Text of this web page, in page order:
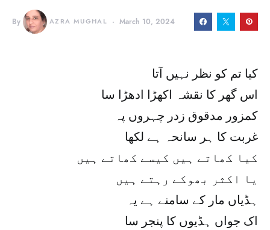
By AZRA MUGHAL March 10, 2024
کیا تم کو نظر نہیں آتا
اس گھر کا نقشہ اکھڑا ادھڑا سا
کمزور مدقوق زدر چہروں پہ
غربت کا ہر سانحہ ہے لکھا
کیا کھاتے ہیں کیسے کھاتے ہیں
یا اکثر بھوکے رہتے ہیں
ہڈیاں مار کے سامنے ہے یہ
اک جواں ہڈیوں کا پنجر سا